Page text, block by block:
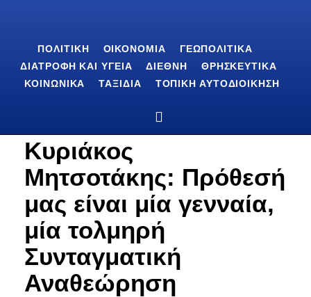
ΠΟΛΙΤΙΚΉ ΟΙΚΟΝΟΜΊΑ
ΓΕΩΠΟΛΙΤΙΚΆ
ΔΙΑΤΡΟΦΉ ΚΑΙ ΥΓΕΊΑ
ΔΙΕΘΝΉ
ΘΡΗΣΚΕΥΤΙΚΆ
ΚΟΙΝΩΝΙΚΆ
ΤΑΞΊΔΙΑ ΤΟΠΙΚΉ ΑΥΤΟΔΙΟΊΚΗΣΗ
Κυριάκος
Μητσοτάκης: Πρόθεσή
μας είναι μία γενναία,
μία τολμηρή
Συνταγματική
Αναθεώρηση